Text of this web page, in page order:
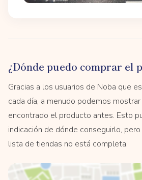
¿Dónde puedo comprar el
Gracias a los usuarios de Noba que
cada día, a menudo podemos
encontrado el producto antes. Esto
indicación de dónde conseguirlo,
lista de tiendas no está completa.